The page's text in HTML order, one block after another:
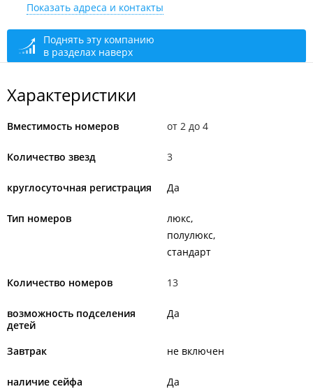
+7 950 299-58-48
круглосуточно
Показать адреса и контакты
Поднять эту компанию
в разделах наверх
Характеристики
Вместимость номеров от 2 до 4
Количество звезд 3
круглосуточная регистрация Да
Тип номеров
люкс
полулюкс
стандарт
Количество номеров 13
возможность подселения
детей
Да
Завтрак не включен
наличие сейфа Да